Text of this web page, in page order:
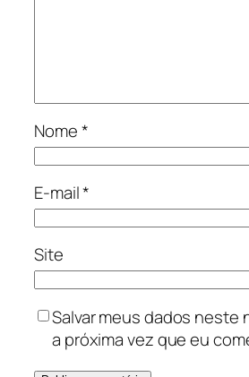
Nome*
E-mail*
Site
Salvar meus dados neste
a próxima vez que eu